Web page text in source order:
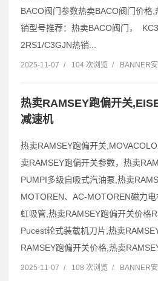
BACO阀门参数热卖BACO阀门价格
销型号推荐：热卖BACO阀门，
2RS1/C3GJN热销...
2025-11-07 / 104 次浏览 / BANNER
热卖RAMSEY跑偏开关
减速机
热卖RAMSEY跑偏开关
卖RAMSEY跑偏开关参数，热卖
PUMPI多级自吸式汽油泵,热卖
MOTOREN、AC-MOTOREN磁力
虹吸管,热卖RAMSEY跑偏开关价格
Pucest轮式装载机刀片,热卖
RAMSEY跑偏开关价格,热卖
2025-11-07 / 108 次浏览 / BANNER